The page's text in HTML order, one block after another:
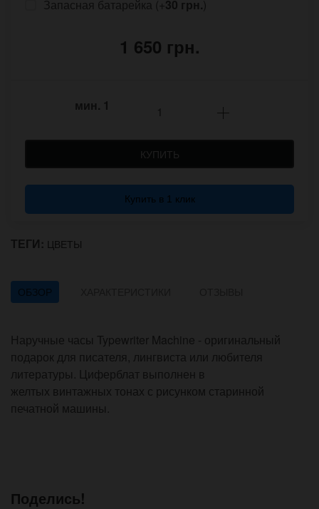
Запасная батарейка (+30 грн.)
1 650 грн.
мин. 1
КУПИТЬ
Купить в 1 клик
ТЕГИ: ЦВЕТЫ
ОБЗОР
Наручные часы Typewriter Machine - оригинальный
подарок для писателя, лингвиста или любителя
литературы. Циферблат выполнен в
желтых винтажных тонах с рисунком старинной
печатной машины.
Поделись!